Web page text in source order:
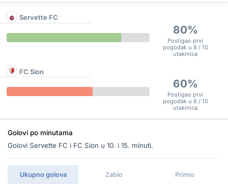
Servette FC
80%
Postigao prvi
pogodak u 8 / 10
utakmica
FC Sion
60%
Postigao prvi
pogodak u 6 / 10
utakmica
Golovi po minutama
Golovi Servette FC i FC Sion u 10. i 15. minuti.
Ukupno golova Zabio Primio